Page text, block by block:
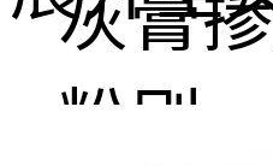
灰膏
粉刷